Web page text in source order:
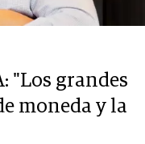
"Los grandes
moneda y la